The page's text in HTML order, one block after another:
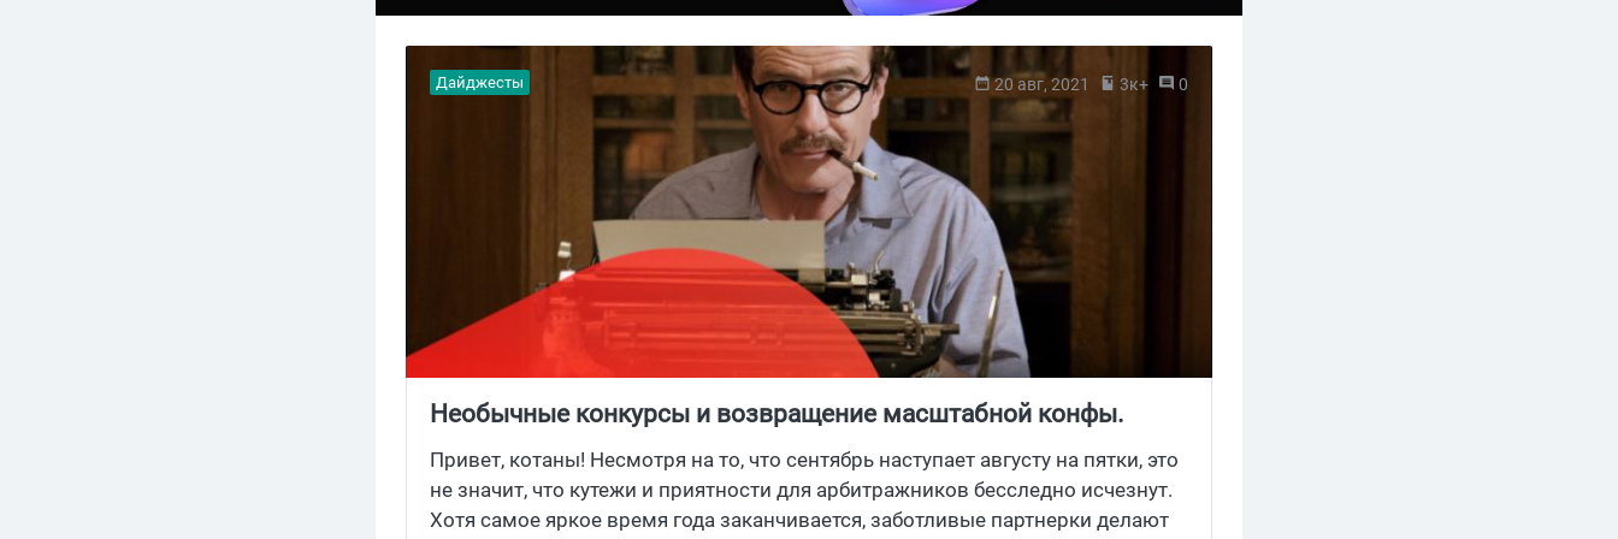
Дайджесты 20 авг, 2021 3к+ 0
Необычные конкурсы и возвращение масштабной конфы.
Каким запомнится арбитражникам конец лета 2021?
Привет, котаны! Несмотря на то, что сентябрь наступает августу на пятки, это
не значит, что кутежи и приятности для арбитражников бесследно исчезнут.
Хотя самое яркое время года заканчивается, заботливые партнерки делают